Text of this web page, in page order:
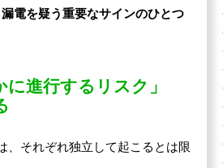
電を疑う重要なサインのひとつ
に進行するリスク」
、それぞれ独立して起こるとは限